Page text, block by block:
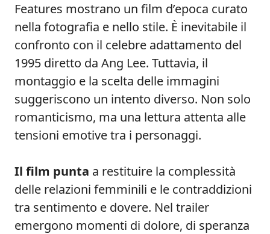
Features mostrano un film d’epoca curato
nella fotografia e nello stile. È inevitabile il
confronto con il celebre adattamento del
1995 diretto da Ang Lee. Tuttavia, il
montaggio e la scelta delle immagini
suggeriscono un intento diverso. Non solo
romanticismo, ma una lettura attenta alle
tensioni emotive tra i personaggi.
Il film punta a restituire la complessità
delle relazioni femminili e le contraddizioni
tra sentimento e dovere. Nel trailer
emergono momenti di dolore, di speranza